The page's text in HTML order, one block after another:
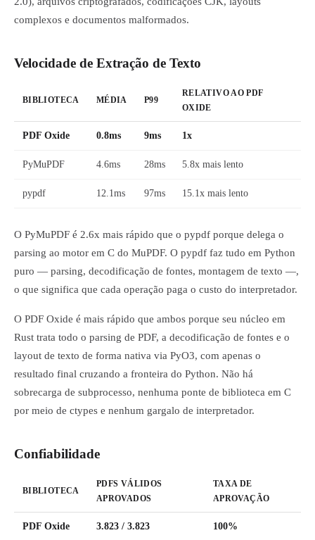
complexos e documentos malformados.
Velocidade de Extração de Texto
BIBLIOTECA MÉDIA P99
RELATIVO AO PDF
OXIDE
PDF Oxide 0.8ms 9ms 1x
PyMuPDF 4.6ms 28ms 5.8x mais lento
pypdf 12.1ms 97ms 15.1x mais lento
O PyMuPDF é 2.6x mais rápido que o pypdf porque delega o
parsing ao motor em C do MuPDF. O pypdf faz tudo em Python
puro — parsing, decodificação de fontes, montagem de texto —,
o que significa que cada operação paga o custo do interpretador.
O PDF Oxide é mais rápido que ambos porque seu núcleo em
Rust trata todo o parsing de PDF, a decodificação de fontes e o
layout de texto de forma nativa via PyO3, com apenas o
resultado final cruzando a fronteira do Python. Não há
sobrecarga de subprocesso, nenhuma ponte de biblioteca em C
por meio de ctypes e nenhum gargalo de interpretador.
Confiabilidade
BIBLIOTECA
PDFS VÁLIDOS
APROVADOS
TAXA DE
APROVAÇÃO
PDF Oxide 3.823 / 3.823 100%